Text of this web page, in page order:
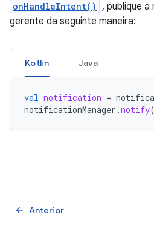
onHandleIntent() , publique
gerente da seguinte maneira:
Kotlin Java
val notification =
notificationManager .notify(
Anterior
arrow_back